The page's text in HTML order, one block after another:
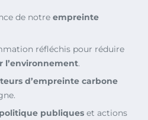
de notre empreinte
réfléchis pour réduire
l’environnement.
d’empreinte carbone
politique publiques et actions